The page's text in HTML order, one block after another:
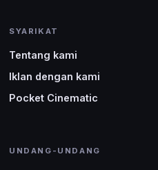
SYARIKAT
Tentang kami
Iklan dengan kami
Pocket Cinematic
UNDANG-UNDANG